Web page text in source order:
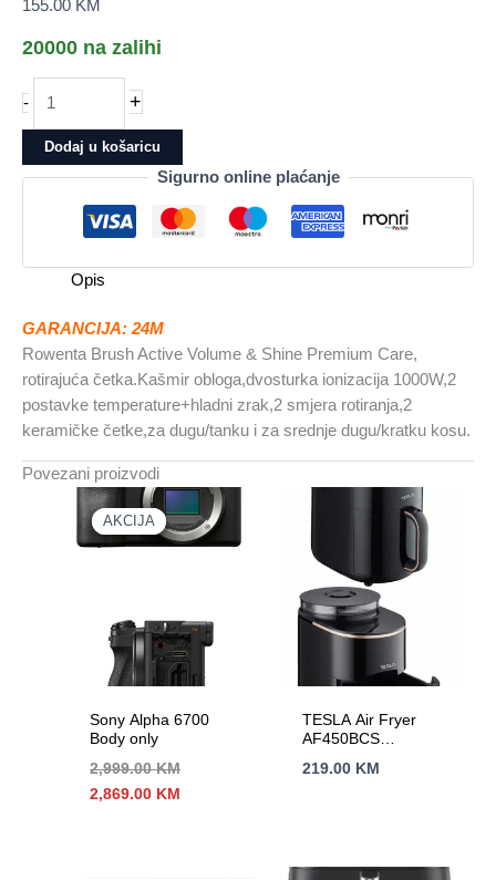
155.00 KM
20000 na zalihi
-
rotrajuća
četka
1000W
+
Dodaj u košaricu
Sigurno online plaćanje
Opis
GARANCIJA: 24M
Rowenta Brush Active Volume & Shine Premium Care,
rotirajuća četka.Kašmir obloga,dvosturka ionizacija 1000W,2
postavke temperature+hladni zrak,2 smjera rotiranja,2
keramičke četke,za dugu/tanku i za srednje dugu/kratku kosu.
Povezani proizvodi
AKCIJA
AKCIJA
Sony Alpha 6700
Body only
2,999.00KM
Izvorna
cijena
2,869.00 KM
TESLA Air Fryer
AF450BCS
Snaga 1500W
219.00 KM